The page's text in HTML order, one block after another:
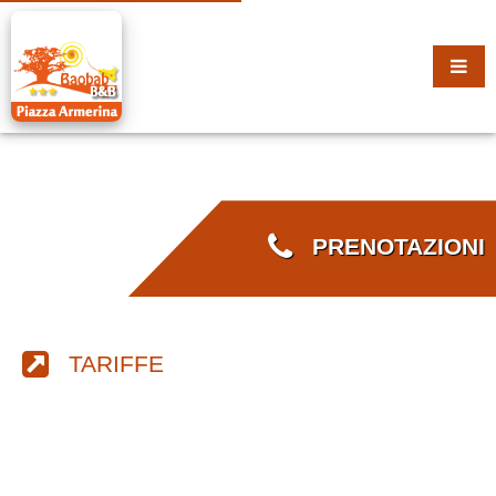
PRENOTAZIONI
TARIFFE